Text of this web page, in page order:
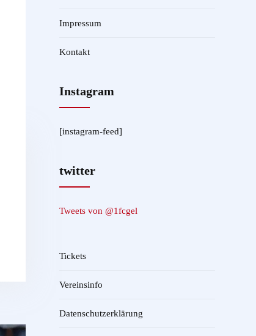
Impressum
Kontakt
Instagram
[instagram-feed]
twitter
Tweets von @1fcgel
Tickets
Vereinsinfo
Datenschutzerklärung